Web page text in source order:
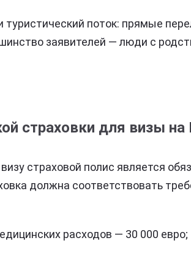
туристический поток: прямые
заявителей — люди с
страховки для визы на
страховой полис является
должна соответствовать
расходов — 30 000 евро;